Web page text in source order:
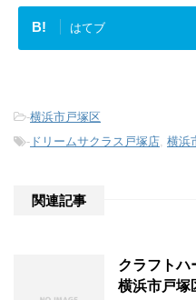
B! はてブ
-横浜市戸塚区
- ドリームサクラス戸塚店 横浜
関連記事
クラフト
横浜市戸塚